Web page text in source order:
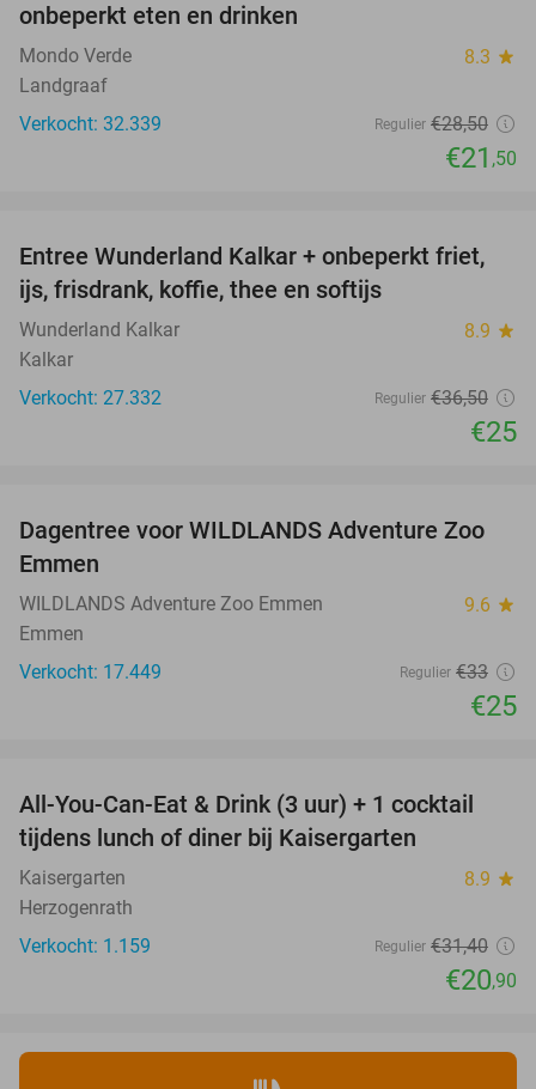
onbeperkt eten en drinken
Mondo Verde 8.3 star
Landgraaf
Verkocht: 32.339
Regulier €28,50
€21 ,50
32%
Entree Wunderland Kalkar + onbeperkt friet,
ijs, frisdrank, koffie, thee en softijs
Wunderland Kalkar 8.9 star
Kalkar
Verkocht: 27.332
Regulier €36,50
€25
24%
Dagentree voor WILDLANDS Adventure Zoo
Emmen
WILDLANDS Adventure Zoo Emmen 9.6 star
Emmen
Verkocht: 17.449
Regulier €33
€25
33%
All-You-Can-Eat & Drink (3 uur) + 1 cocktail
tijdens lunch of diner bij Kaisergarten
Kaisergarten 8.9 star
Herzogenrath
Verkocht: 1.159
Regulier €31,40
€20,90